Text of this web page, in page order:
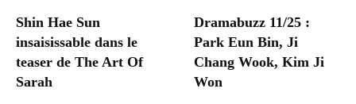
Shin Hae Sun
insaisissable dans le
teaser de The Art Of
Sarah
Dramabuzz 11/25 :
Park Eun Bin, Ji
Chang Wook, Kim Ji
Won